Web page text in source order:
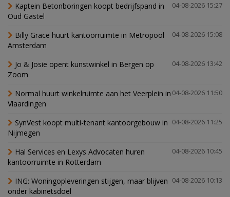
04-08-2026 15:27
Kaptein Betonboringen koopt bedrijfspand in
Oud Gastel
04-08-2026 15:08
Billy Grace huurt kantoorruimte in Metropool
Amsterdam
04-08-2026 13:42
Jo & Josie opent kunstwinkel in Bergen op
Zoom
04-08-2026 11:50
Normal huurt winkelruimte aan het Veerplein in
Vlaardingen
04-08-2026 11:25
SynVest koopt multi-tenant kantoorgebouw in
Nijmegen
04-08-2026 10:45
Hal Services en Lexys Advocaten huren
kantoorruimte in Rotterdam
04-08-2026 10:13
ING: Woningopleveringen stijgen, maar blijven
onder kabinetsdoel